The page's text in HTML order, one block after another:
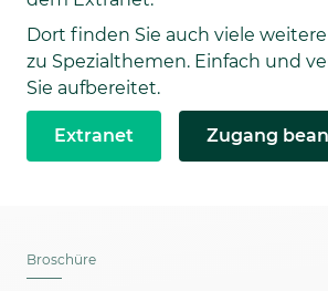
Dort finden Sie auch viele
zu Spezialthemen. Einfach und
Sie aufbereitet.
Extranet Zugang
Broschüre